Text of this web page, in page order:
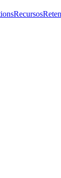
Recursos